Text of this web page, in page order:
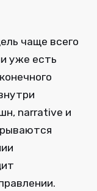
чаще всего
уже есть
narrative и